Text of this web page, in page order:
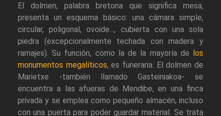
El dolmen, palabra bretona que significa mesa,
presenta un esquema básico: una cámara simple,
circular, poligonal, ovoide..., cubierta con una sola
piedra (excepcionalmente techada con madera y
ramajes). Su función, como la de la mayoría de los
monumentos megalíticos, es funeraria. El dolmen de
Marietxe -también llamado Gasteiniakoa- se
encuentra a las afueras de Mendibe, en una finca
privada y se emplea como pequeño almacén, incluso
con una puerta para poder guardar material. Se trata